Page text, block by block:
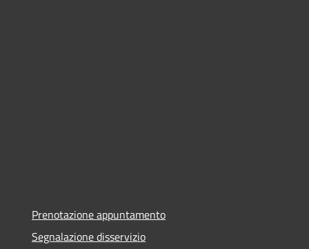
Prenotazione appuntamento
Segnalazione disservizio